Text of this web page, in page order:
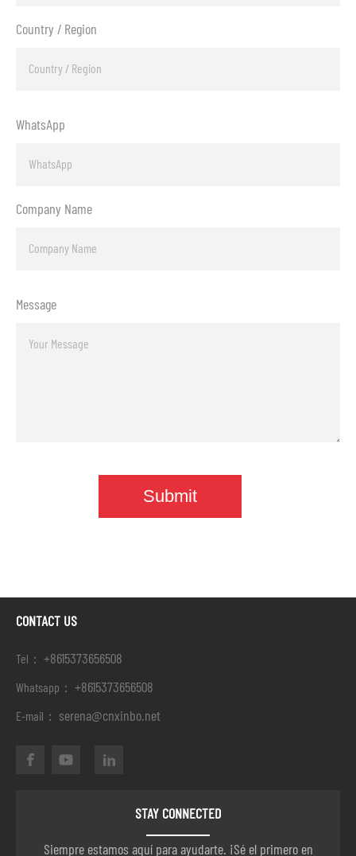
Country / Region
WhatsApp
Company Name
Message
CONTACT US
Tel： +8615373656508
Whatsapp： +8615373656508
E-mail： serena@cnxinbo.net
STAY CONNECTED
Siempre estamos aquí para ayudarte. ¡Sé el primero en